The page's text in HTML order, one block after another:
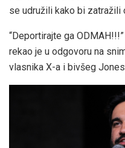
se udružili kako bi zatražili
“Deportirajte ga
rekao je u odgovoru na
vlasnika X-a i bivšeg